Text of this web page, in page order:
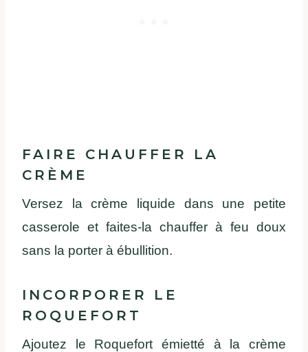
FAIRE CHAUFFER LA
CRÈME
Versez la crème liquide dans une petite
casserole et faites-la chauffer à feu doux
sans la porter à ébullition.
INCORPORER LE
ROQUEFORT
Ajoutez le Roquefort émietté à la crème